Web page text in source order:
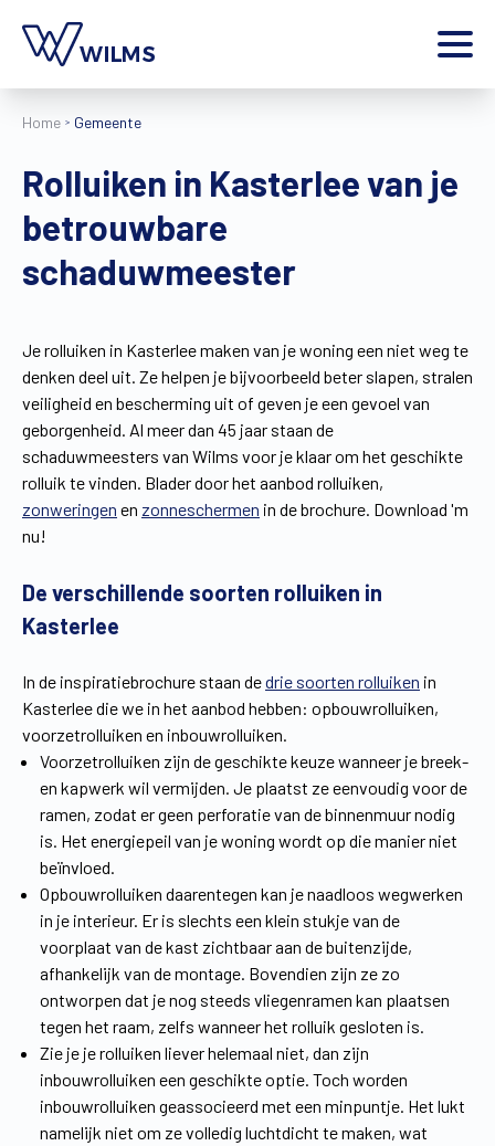
Vind een verdeler Offerte op maat
Home
Tools
Extra
Jobs
Wilms World
Home Gemeente
Rolluiken in Kasterlee van je
betrouwbare
schaduwmeester
Je rolluiken in Kasterlee maken van je woning een niet weg te
denken deel uit. Ze helpen je bijvoorbeeld beter slapen, stralen
veiligheid en bescherming uit of geven je een gevoel van
geborgenheid. Al meer dan 45 jaar staan de
schaduwmeesters van Wilms voor je klaar om het geschikte
rolluik te vinden. Blader door het aanbod rolluiken,
zonweringen en zonneschermen in de brochure. Download 'm
nu!
De verschillende soorten rolluiken in
Kasterlee
In de inspiratiebrochure staan dedrie soorten rolluiken in
Kasterlee die we in het aanbod hebben: opbouwrolluiken,
voorzetrolluiken en inbouwrolluiken.
Voorzetrolluiken zijn de geschikte keuze wanneer je breek-
en kapwerk wil vermijden. Je plaatst ze eenvoudig voor de
ramen, zodat er geen perforatie van de binnenmuur nodig
is. Het energiepeil van je woning wordt op die manier niet
beïnvloed.
Opbouwrolluiken daarentegen kan je naadloos wegwerken
in je interieur. Er is slechts een klein stukje van de
voorplaat van de kast zichtbaar aan de buitenzijde,
afhankelijk van de montage. Bovendien zijn ze zo
ontworpen dat je nog steeds vliegenramen kan plaatsen
tegen het raam, zelfs wanneer het rolluik gesloten is.
Zie je je rolluiken liever helemaal niet, dan zijn
inbouwrolluiken een geschikte optie. Toch worden
inbouwrolluiken geassocieerd met een minpuntje. Het lukt
namelijk niet om ze volledig luchtdicht te maken, wat